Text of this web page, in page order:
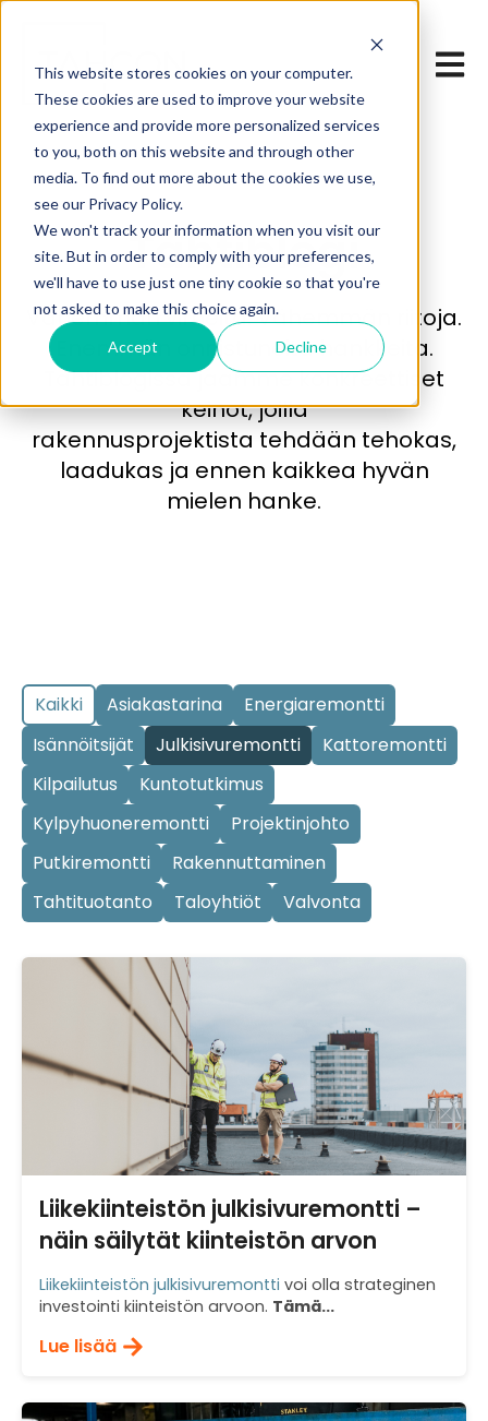
This website stores cookies on your computer.
These cookies are used to improve your website
experience and provide more personalized services
to you, both on this website and through other
media. To find out more about the cookies we use,
see our Privacy Policy.
We won't track your information when you visit our
site. But in order to comply with your preferences,
we'll have to use just one tiny cookie so that you're
not asked to make this choice again.
Accept Decline
Open
Tahtiblogi
Vähemmän virheitä. Vähemmän riitoja.
Enemmän onnistuneita hankkeita.
Tahtiblogissa jaamme konkreettiset
keinot, joilla
rakennusprojektista tehdään tehokas,
laadukas ja ennen kaikkea hyvän
mielen hanke.
Kaikki Asiakastarina
Energiaremontti
Isännöitsijät
Julkisivuremontti
Kattoremontti
Kilpailutus
Kuntotutkimus
Kylpyhuoneremontti
Projektinjohto
Putkiremontti
Rakennuttaminen
Tahtituotanto
Taloyhtiöt Valvonta
Liikekiinteistön julkisivuremontti –
näin säilytät kiinteistön arvon
Liikekiinteistön julkisivuremontti voi olla strateginen
investointi kiinteistön arvoon. Tämä...
Lue lisää